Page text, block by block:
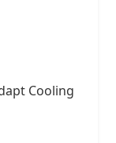
Cooling